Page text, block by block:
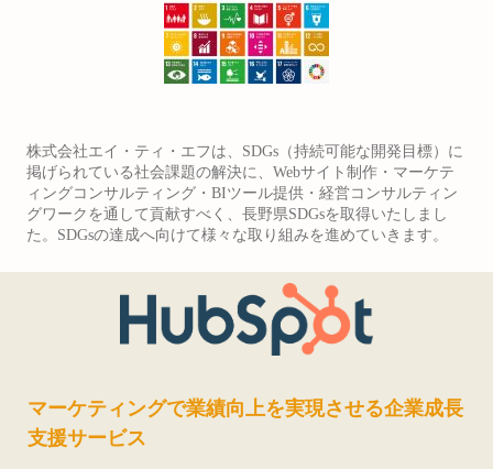
株式会社エイ・ティ・エフは、SDGs（持続可能な開発目標）に
掲げられている社会課題の解決に、Webサイト制作・マーケテ
ィングコンサルティング・BIツール提供・経営コンサルティン
グワークを通して貢献すべく、長野県SDGsを取得いたしまし
た。SDGsの達成へ向けて様々な取り組みを進めていきます。
マーケティングで業績向上を実現させる企業成長
支援サービス